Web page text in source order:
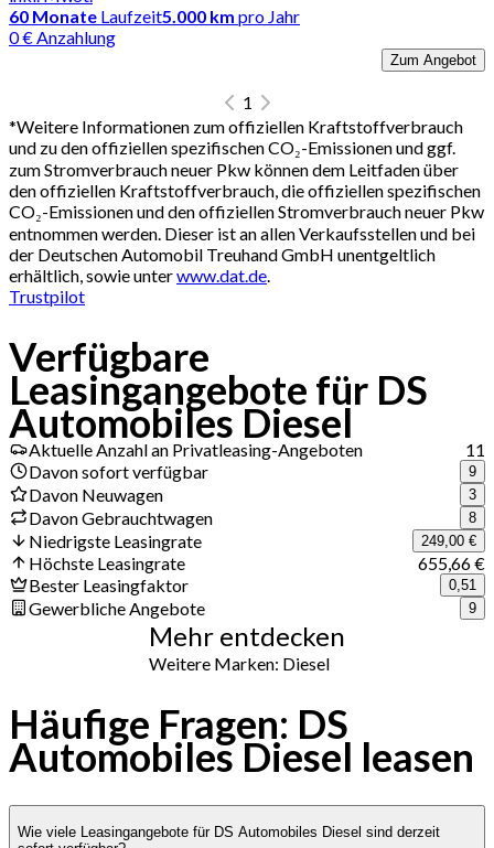
60 Monate Laufzeit5.000 km pro Jahr
0 € Anzahlung
Zum Angebot
1
*Weitere Informationen zum offiziellen Kraftstoffverbrauch
und zu den offiziellen spezifischen CO₂-Emissionen und ggf.
zum Stromverbrauch neuer Pkw können dem Leitfaden über
den offiziellen Kraftstoffverbrauch, die offiziellen spezifischen
CO₂-Emissionen und den offiziellen Stromverbrauch neuer Pkw
entnommen werden. Dieser ist an allen Verkaufsstellen und bei
der Deutschen Automobil Treuhand GmbH unentgeltlich
erhältlich, sowie unterwww.dat.de
Trustpilot
Verfügbare
Leasingangebote für DS
Automobiles Diesel
Aktuelle Anzahl an Privatleasing-Angeboten
11
Davon sofort verfügbar
9
Davon Neuwagen 3
Davon Gebrauchtwagen 8
Niedrigste Leasingrate 249,00 €
Höchste Leasingrate
655,66 €
Bester Leasingfaktor
0,51
Gewerbliche Angebote 9
Mehr entdecken
Weitere Marken: Diesel
Häufige Fragen: DS
Automobiles Diesel leasen
Wie viele Leasingangebote für DS Automobiles Diesel sind derzeit